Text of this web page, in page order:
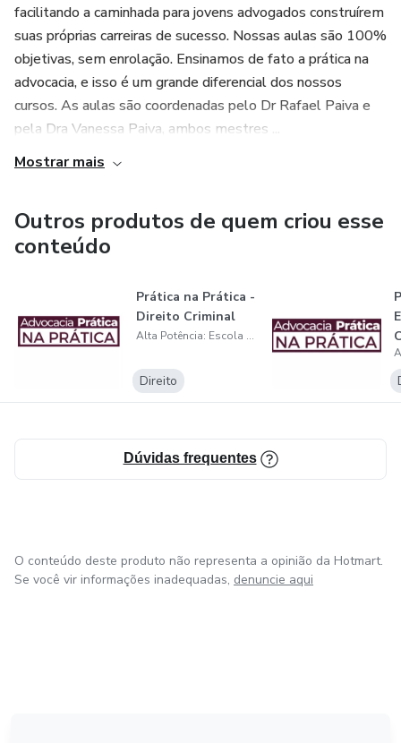
facilitando a caminhada para jovens advogados construírem
suas próprias carreiras de sucesso. Nossas aulas são 100%
objetivas, sem enrolação. Ensinamos de fato a prática na
advocacia, e isso é um grande diferencial dos nossos
cursos. As aulas são coordenadas pelo Dr Rafael Paiva e
pela Dra Vanessa Paiva, ambos mestres ...
Mostrar mais
Outros produtos de quem criou esse
conteúdo
Prática na Prática -
Direito Criminal
Alta Potência: Escola da Nova Advocacia
Direito
Dúvidas frequentes
O conteúdo deste produto não representa a opinião da Hotmart.
Se você vir informações inadequadas, denuncie aqui